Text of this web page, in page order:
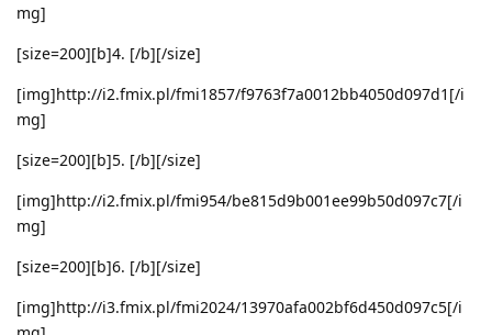
mg]
[size=200][b]4. [/b][/size]
[img]http://i2.fmix.pl/fmi1857/f9763f7a0012bb4050d097d1[/i
mg]
[size=200][b]5. [/b][/size]
[img]http://i2.fmix.pl/fmi954/be815d9b001ee99b50d097c7[/i
mg]
[size=200][b]6. [/b][/size]
[img]http://i3.fmix.pl/fmi2024/13970afa002bf6d450d097c5[/i